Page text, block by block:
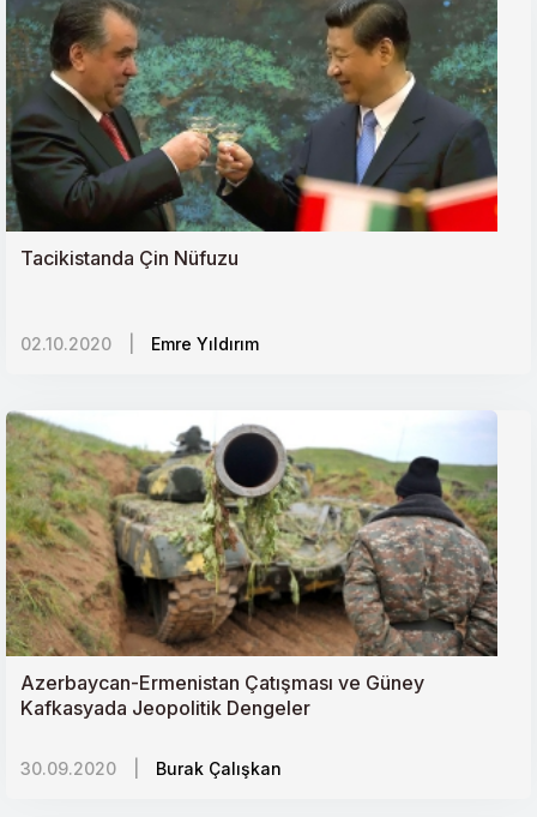
Tacikistanda Çin Nüfuzu
02.10.2020 Emre Yıldırım
Azerbaycan-Ermenistan Çatışması ve Güney
Kafkasyada Jeopolitik Dengeler
30.09.2020 Burak Çalışkan